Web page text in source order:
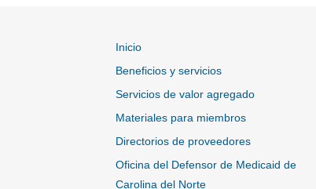
Inicio
Beneficios y servicios
Servicios de valor agregado
Materiales para miembros
Directorios de proveedores
Oficina del Defensor de Medicaid de
Carolina del Norte